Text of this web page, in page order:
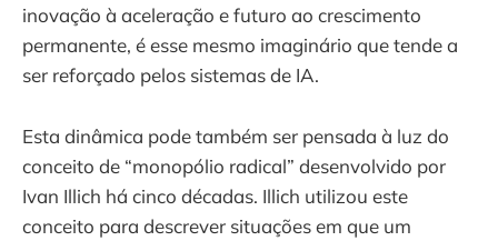
inovação à aceleração e futuro ao crescimento
permanente, é esse mesmo imaginário que tende a
ser reforçado pelos sistemas de IA.
Esta dinâmica pode também ser pensada à luz do
conceito de “monopólio radical” desenvolvido por
Ivan Illich há cinco décadas. Illich utilizou este
conceito para descrever situações em que um